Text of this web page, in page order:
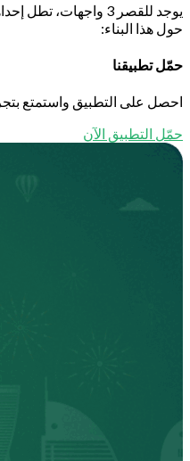
يوجد للقصر 3
حول هذا البناء:
حمّل تطبيقنا
احصل على التطبيق واستمتع
حمّل التطبيق الآن